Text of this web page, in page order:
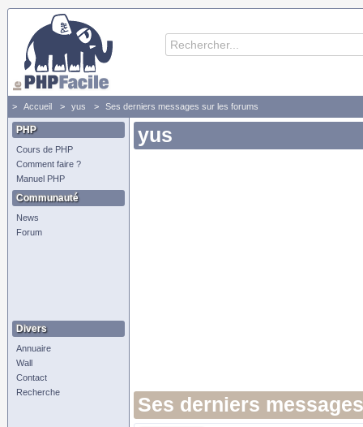
Accueil yus Ses derniers messages sur les forums
PHP
Cours de PHP
Comment faire ?
Manuel PHP
Communauté
News
Forum
Divers
Annuaire
Wall
Contact
Recherche
yus
Ses derniers